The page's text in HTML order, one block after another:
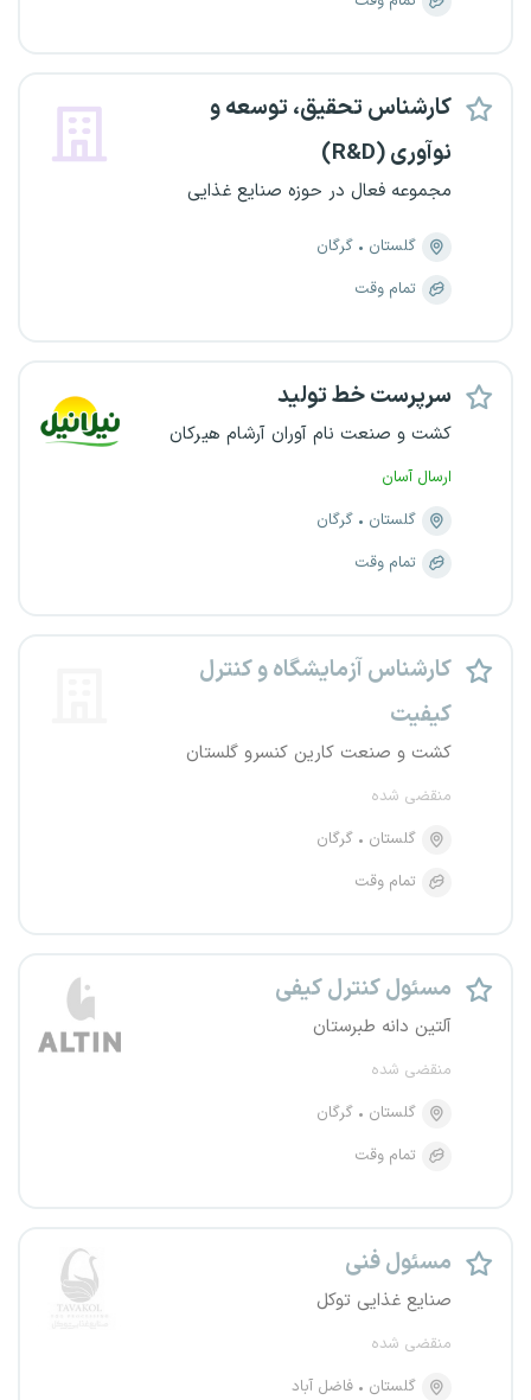
کارشناس تحقیق، توسعه و
نوآوری (R&D)
مجموعه فعال در حوزه صنایع غذایی
گلستان
گرگان
تمام وقت
سرپرست خط تولید
کشت و صنعت نام آوران آرشام هیرکان
ارسال آسان
گلستان
گرگان
تمام وقت
کارشناس آزمایشگاه و کنترل
کیفیت
کشت و صنعت کارین کنسرو گلستان
منقضی شده
گلستان
گرگان
تمام وقت
مسئول کنترل کیفی
آلتین دانه طبرستان
منقضی شده
گلستان
گرگان
تمام وقت
مسئول فنی
صنایع غذایی توکل
منقضی شده
گلستان
فاضل آباد